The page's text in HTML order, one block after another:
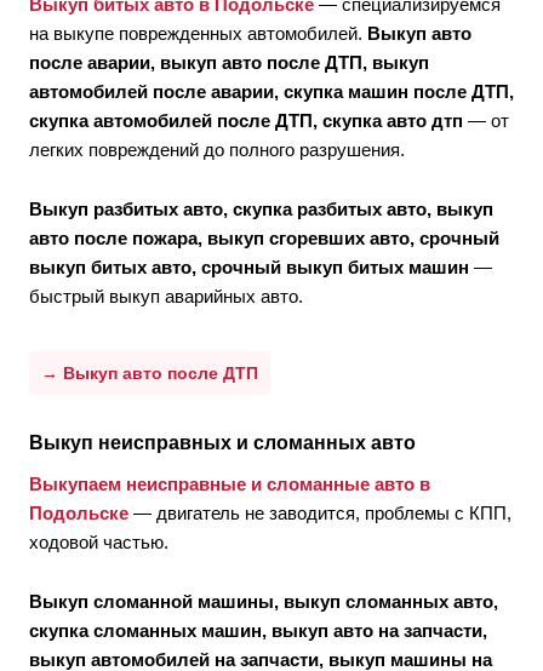
Выкуп битых авто в Подольске — специализируемся
на выкупе поврежденных автомобилей. Выкуп авто
после аварии, выкуп авто после ДТП, выкуп
автомобилей после аварии, скупка машин после ДТП,
скупка автомобилей после ДТП, скупка авто дтп — от
легких повреждений до полного разрушения.
Выкуп разбитых авто, скупка разбитых авто, выкуп
авто после пожара, выкуп сгоревших авто, срочный
выкуп битых авто, срочный выкуп битых машин —
быстрый выкуп аварийных авто.
→ Выкуп авто после ДТП
Выкуп неисправных и сломанных авто
Выкупаем неисправные и сломанные авто в
Подольске — двигатель не заводится, проблемы с КПП,
ходовой частью.
Выкуп сломанной машины, выкуп сломанных авто,
скупка сломанных машин, выкуп авто на запчасти,
выкуп автомобилей на запчасти, выкуп машины на